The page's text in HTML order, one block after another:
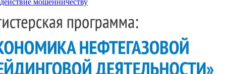
мошенничеству